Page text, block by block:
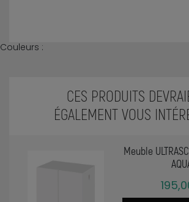
Couleurs :
CES PRODUITS
ÉGALEMENT VOUS
Meuble